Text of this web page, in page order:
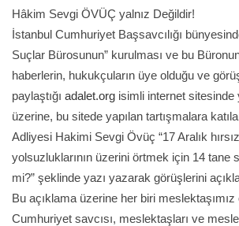
Hâkim Sevgi ÖVÜÇ yalnız Değildir!
İstanbul Cumhuriyet Başsavcılığı
Suçlar Bürosunun” kurulması ve bu
haberlerin, hukukçuların üye olduğu ve
paylaştığı adalet.org isimli internet sitesinde
üzerine, bu sitede yapılan tartışmalara
Adliyesi Hakimi Sevgi Övüç “17 Aralık
yolsuzluklarının üzerini örtmek için 14 tane
mi?” şeklinde yazı yazarak görüşlerini
Bu açıklama üzerine her biri meslektaşımız
Cumhuriyet savcısı, meslektaşları ve